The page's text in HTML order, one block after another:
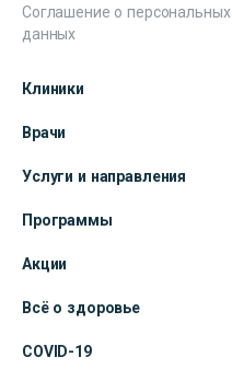
Соглашение о персональных
данных
Клиники
Врачи
Услуги и направления
Программы
Акции
Всё о здоровье
COVID-19